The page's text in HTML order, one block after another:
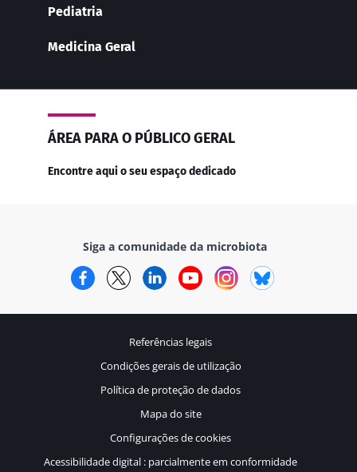
Pediatria
Medicina Geral
ÁREA PARA O PÚBLICO GERAL
Encontre aqui o seu espaço dedicado
Siga a comunidade da microbiota
FacebookTwitterLinkedInYouTubeInstagram
Referências legais
Condições gerais de utilização
Política de proteção de dados
Mapa do site
Configurações de cookies
Acessibilidade digital : parcialmente em conformidade